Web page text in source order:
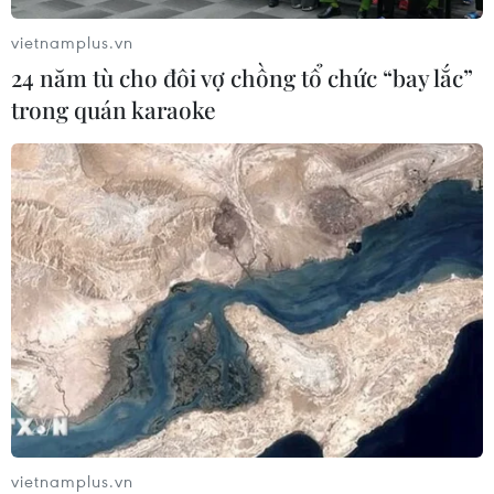
Đội tuyển Việt Nam
nhận thưởng 2 tỷ đồng
sau thắng lợi trước
Indonesia
Đội tuyển Việt Nam được
thưởng 2 tỷ đồng sau
chiến thắng 3-0 trước
Indonesia ở lượt trận bảng
A tối 3/8.
Iran ra điều kiện gì với
Mỹ trước khi mở lại Eo
biển Hormuz?
Iran tuyên bố Eo biển
Hormuz chỉ có thể mở lại
khi Mỹ dừng hoàn toàn
các cuộc tấn công quân
sự đồng thời xác nhận
đang đàm phán với
Oman để lập tuyến hàng
vietnamplus.vn
24 năm tù cho đôi vợ chồng tổ chức “bay lắc”
trong quán karaoke
vietnamplus.vn